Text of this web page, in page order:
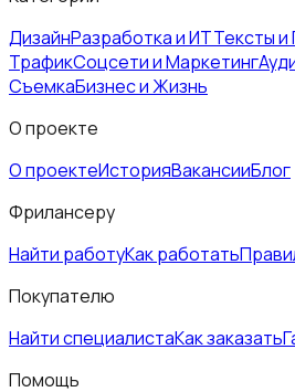
ДизайнРазработка и ИТТексты
ТрафикСоцсети и Маркетинг
СъемкаБизнес и Жизнь
О проекте
О проектеИсторияВакансииБлог
Фрилансеру
Найти работуКак работать
Покупателю
Найти специалистаКак заказать
Помощь